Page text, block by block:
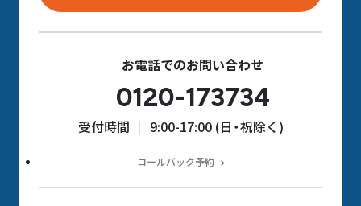
お電話でのお問い合わせ
0120-173734
受付時間 9:00-17:00 (日・祝除く)
コールバック予約